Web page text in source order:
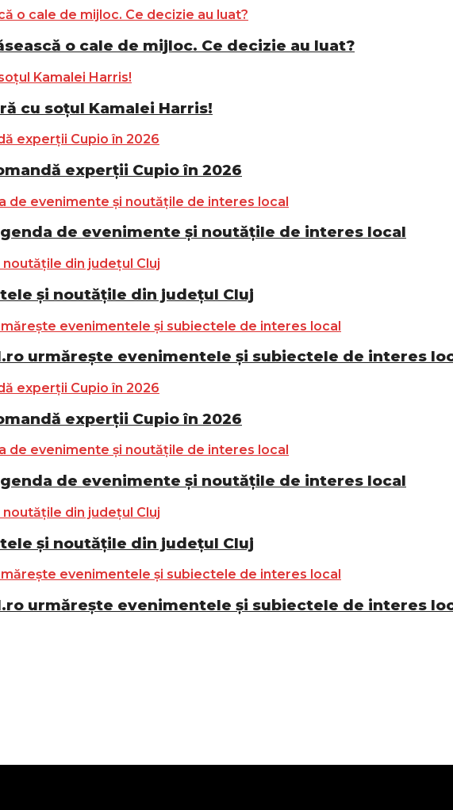
o cale de mijloc. Ce decizie au luat?
cu soțul Kamalei Harris!
experții Cupio în 2026
de evenimente și noutățile de interes local
și noutățile din județul Cluj
urmărește evenimentele și subiectele de interes
experții Cupio în 2026
de evenimente și noutățile de interes local
și noutățile din județul Cluj
urmărește evenimentele și subiectele de interes